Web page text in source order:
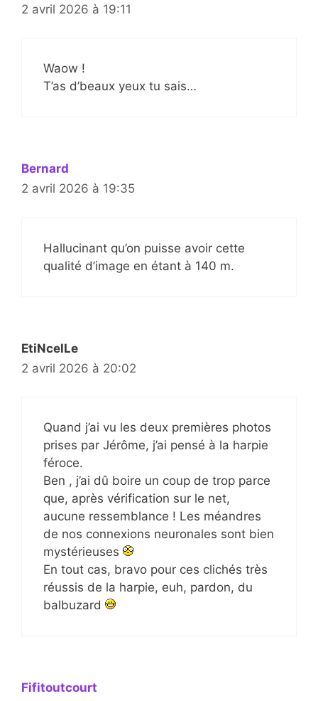
2 avril 2026 à 19:11
Waow !
T’as d’beaux yeux tu sais…
Bernard
2 avril 2026 à 19:35
Hallucinant qu’on puisse avoir cette
qualité d’image en étant à 140 m.
EtiNcelLe
2 avril 2026 à 20:02
Quand j’ai vu les deux premières photos
prises par Jérôme, j’ai pensé à la harpie
féroce.
Ben , j’ai dû boire un coup de trop parce
que, après vérification sur le net,
aucune ressemblance ! Les méandres
de nos connexions neuronales sont bien
mystérieuses
En tout cas, bravo pour ces clichés très
réussis de la harpie, euh, pardon, du
balbuzard
Fifitoutcourt